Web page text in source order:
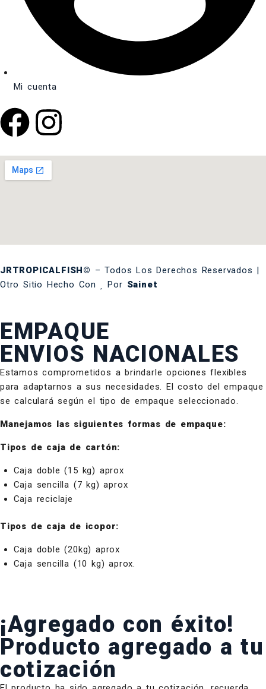
Mi cuenta
JRTROPICALFISH© – Todos Los Derechos Reservados |
Otro Sitio Hecho Con
Por Sainet
EMPAQUE
ENVIOS NACIONALES
Estamos comprometidos a brindarle opciones flexibles
para adaptarnos a sus necesidades. El costo del empaque
se calculará según el tipo de empaque seleccionado.
Manejamos las siguientes formas de empaque:
Tipos de caja de cartón:
Caja doble (15 kg) aprox
Caja sencilla (7 kg) aprox
Caja reciclaje
Tipos de caja de icopor:
Caja doble (20kg) aprox
Caja sencilla (10 kg) aprox.
¡Agregado con éxito!
Producto agregado a tu
cotización